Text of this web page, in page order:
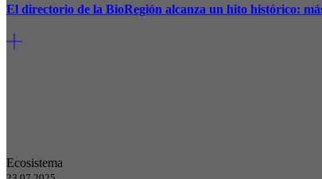
El directorio de la BioRegión alcanza un hito histórico:
Ecosistema